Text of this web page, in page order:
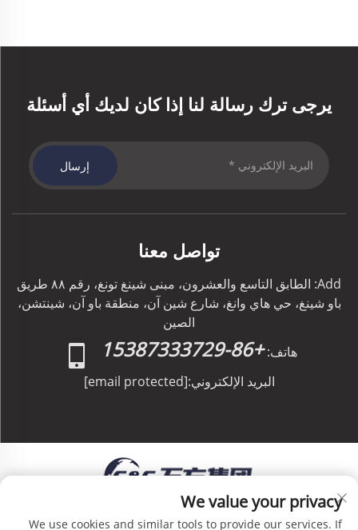
يرجى ترك رسالة لنا إذا كان لديك أي أسئلة
إرسال
تواصل معنا
Add: الطابق التاسع والعشرون، مبنى شينغ تونغ، رقم ٨٨ طريق
باو شينغ، حي هاي وانغ، شارع شين آن، منطقة باو آن، شينتشن،
الصين
هاتف: +86-15387333729
البريد الإلكتروني:[email protected]
حقوق الطبع والنشر © C&C GLOBAL Logistics Co.,
We value your privacy
We use cookies and similar tools to provide our services. If